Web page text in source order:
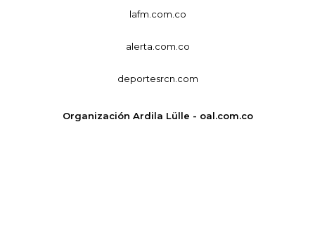
lafm.com.co
alerta.com.co
deportesrcn.com
Organización Ardila Lülle - oal.com.co